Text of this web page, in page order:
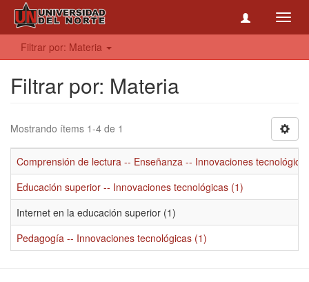
Filtrar por: Materia
Filtrar por: Materia
Mostrando ítems 1-4 de 1
Comprensión de lectura -- Enseñanza -- Innovaciones
Educación superior -- Innovaciones tecnológicas (1)
Internet en la educación superior (1)
Pedagogía -- Innovaciones tecnológicas (1)